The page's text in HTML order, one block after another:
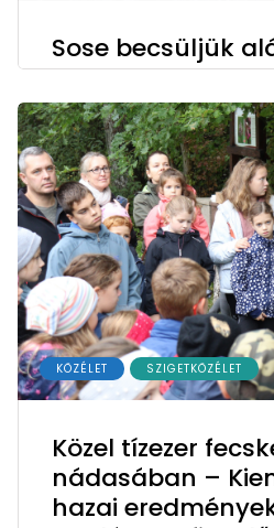
Sose becsüljük
KÖZÉLET SZIGETKÖZÉLET
Közel tízezer
nádasában –
hazai